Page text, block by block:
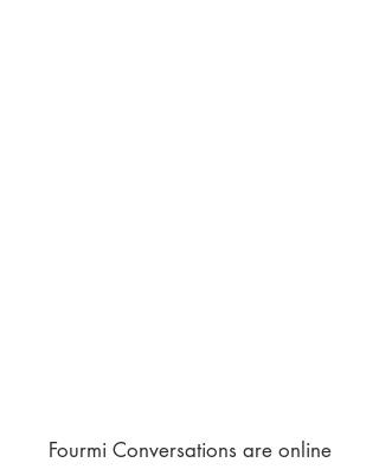
Fourmi Conversations are online